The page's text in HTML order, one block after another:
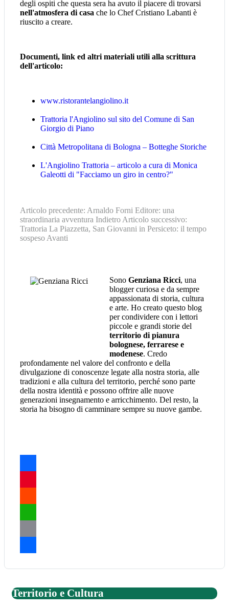
degli ospiti che questa sera ha avuto il piacere di trovarsi
nell'atmosfera di casa che lo Chef Cristiano Labanti è
riuscito a creare.
Documenti, link ed altri materiali utili alla scrittura
dell'articolo:
www.ristorantelangiolino.it
Trattoria l'Angiolino sul sito del Comune di San
Giorgio di Piano
Città Metropolitana di Bologna – Botteghe Storiche
L'Angiolino Trattoria – articolo a cura di Monica
Galeotti di "Facciamo un giro in centro?"
Articolo precedente: Arnaldo Forni Editore: una
straordinaria avventura Indietro Articolo successivo:
Trattoria La Piazzetta, San Giovanni in Persiceto: il tempo
sospeso Avanti
Sono Genziana Ricci, una
blogger curiosa e da sempre
appassionata di storia, cultura
e arte. Ho creato questo blog
per condividere con i lettori
piccole e grandi storie del
territorio di pianura
bolognese, ferrarese e
modenese. Credo
profondamente nel valore del confronto e della
divulgazione di conoscenze legate alla nostra storia, alle
tradizioni e alla cultura del territorio, perché sono parte
della nostra identità e possono offrire alle nuove
generazioni insegnamento e arricchimento. Del resto, la
storia ha bisogno di camminare sempre su nuove gambe.
Territorio e Cultura